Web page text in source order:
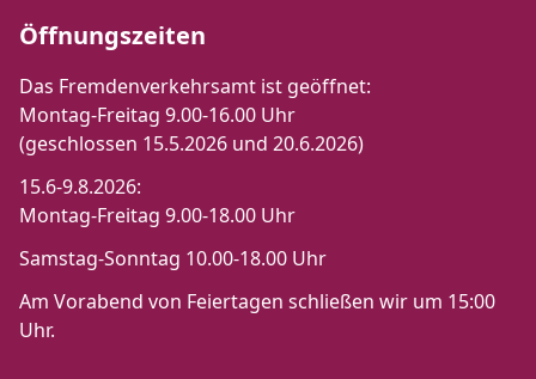
Öffnungszeiten
Das Fremdenverkehrsamt ist geöffnet:
Montag-Freitag 9.00-16.00 Uhr
(geschlossen 15.5.2026 und 20.6.2026)
15.6-9.8.2026:
Montag-Freitag 9.00-18.00 Uhr
Samstag-Sonntag 10.00-18.00 Uhr
Am Vorabend von Feiertagen schließen wir um 15:00
Uhr.